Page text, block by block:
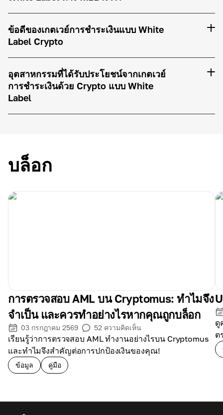
ข้อดีของเกตเวย์การชำระเงินแบบ White
Label Crypto
ความปลอดภัย
อุตสาหกรรมที่ได้รับประโยชน์จากเกตเวย์
การชำระเงินด้วย Crypto แบบ White
Label
บล็อก
การตรวจสอบ AML บน Cryptomus: ทำไมจึง
จำเป็น และควรทำอย่างไรหากคุณถูกบล็อก
03 กรกฎาคม 2569 52 ความคิดเห็น
เรียนรู้ว่าการตรวจสอบ AML ทำงานอย่างไรบน Cryptomus
และทำไมจึงสำคัญต่อการปกป้องเงินของคุณ!
ข้อมูล คู่มือ
ดู
ต